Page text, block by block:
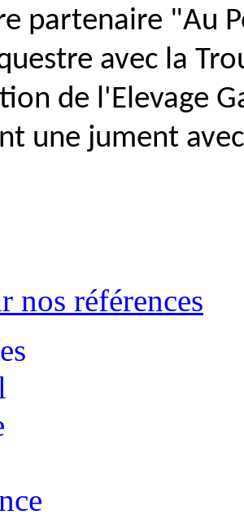
partenaire "Au
avec la
de l'Elevage
une jument
nos références